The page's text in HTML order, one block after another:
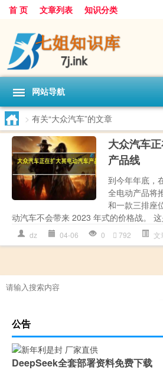
首 页 文章列表 知识分类
网站导航
> 有关“大众汽车”的文章
大众汽车
产品线
到今年年底，
全电动产品将
和一款三排座
动汽车不会带来 2023 年式的价格战。
dz 04-06 0 792 文
公告
DeepSeek全套部署资料免费下载